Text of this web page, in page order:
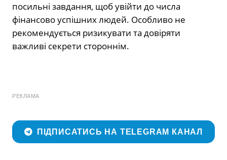
посильні завдання, щоб увійти до числа
фінансово успішних людей. Особливо не
рекомендується ризикувати та довіряти
важливі секрети стороннім.
РЕКЛАМА
ПІДПИСАТИСЬ НА TELEGRAM КАНАЛ